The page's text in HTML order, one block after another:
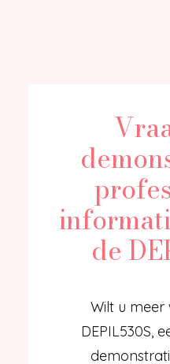
de
Wilt u
DEPIL530S,